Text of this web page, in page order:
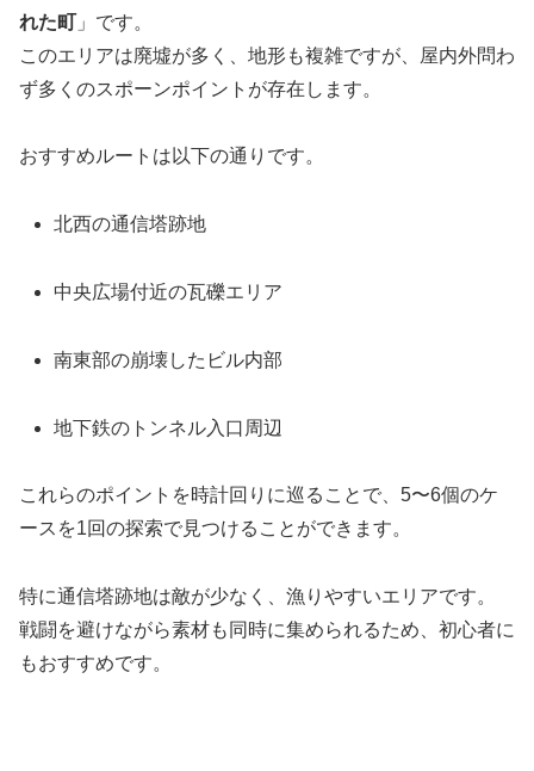
れた町 」です。
このエリアは廃墟が多く、地形も複雑ですが、屋内外問わ
ず多くのスポーンポイントが存在します。
おすすめルートは以下の通りです。
北西の通信塔跡地
中央広場付近の瓦礫エリア
南東部の崩壊したビル内部
地下鉄のトンネル入口周辺
これらのポイントを時計回りに巡ることで、5〜6個のケ
ースを1回の探索で見つけることができます。
特に通信塔跡地は敵が少なく、漁りやすいエリアです。
戦闘を避けながら素材も同時に集められるため、初心者に
もおすすめです。